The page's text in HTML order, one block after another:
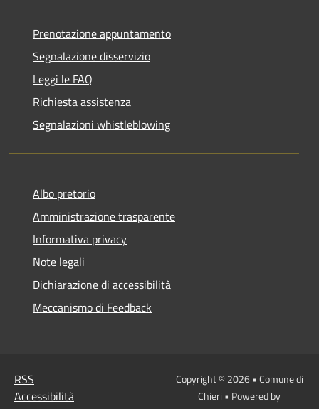
Prenotazione appuntamento
Segnalazione disservizio
Leggi le FAQ
Richiesta assistenza
Segnalazioni whistleblowing
Albo pretorio
Amministrazione trasparente
Informativa privacy
Note legali
Dichiarazione di accessibilità
Meccanismo di Feedback
RSS
Accessibilità
Copyright © 2026 • Comune di
Chieri • Powered by